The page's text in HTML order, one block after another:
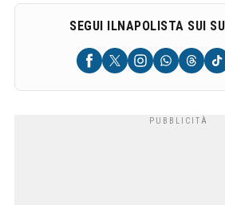
SEGUI ILNAPOLISTA SUI